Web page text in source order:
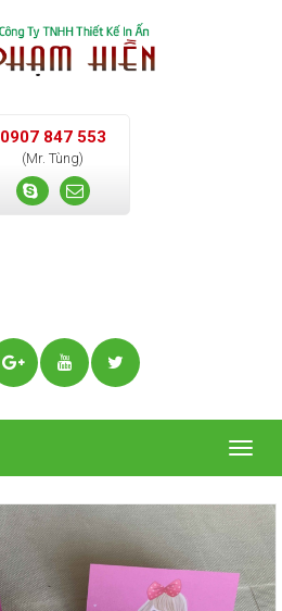
0907 847 553
(Mr. Tùng)